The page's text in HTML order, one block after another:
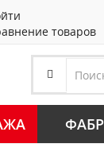
товаров